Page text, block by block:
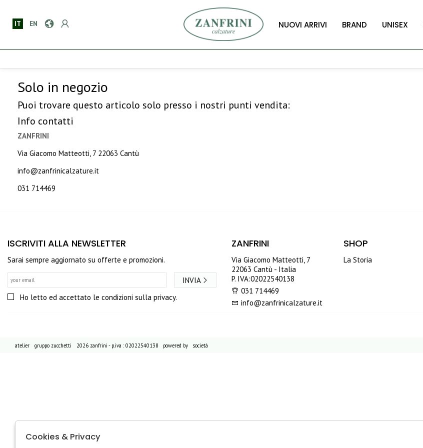
IT EN NUOVI ARRIVI BRAND UNISEX
Solo in negozio
Puoi trovare questo articolo solo presso i nostri punti vendita:
Info contatti
ZANFRINI
Via Giacomo Matteotti, 7 22063 Cantù
info@zanfrinicalzature.it
031 714469
ISCRIVITI ALLA NEWSLETTER
Sarai sempre aggiornato su offerte e promozioni.
Ho letto ed accettato le condizioni sulla privacy.
INVIA
ZANFRINI
Via Giacomo Matteotti, 7
22063 Cantù - Italia
P. IVA:02022540138
031 714469
info@zanfrinicalzature.it
SHOP
La Storia
2026 zanfrini - p.iva : 02022540138 powered by
atelier società
gruppo zucchetti
Cookies & Privacy